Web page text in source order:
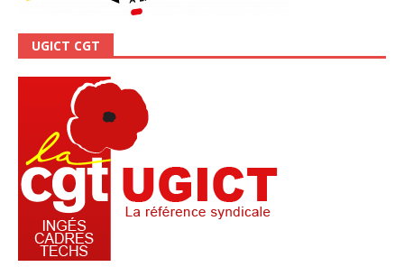
UGICT CGT